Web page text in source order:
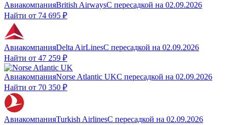
АвиакомпанияBritish AirwaysС пересадкой на 02.09.2026
Найти от 74 695 ₽
АвиакомпанияDelta AirLinesС пересадкой на 02.09.2026
Найти от 47 259 ₽
АвиакомпанияNorse Atlantic UKС пересадкой на 02.09.2026
Найти от 70 350 ₽
АвиакомпанияTurkish AirlinesС пересадкой на 02.09.2026